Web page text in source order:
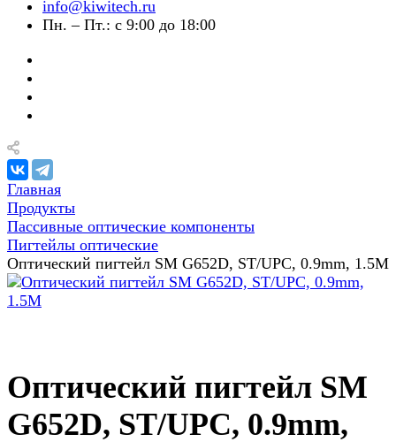
info@kiwitech.ru
Пн. – Пт.: с 9:00 до 18:00
Главная
Продукты
Пассивные оптические компоненты
Пигтейлы оптические
Оптический пигтейл SM G652D, ST/UPC, 0.9mm, 1.5M
Оптический пигтейл SM
G652D, ST/UPC, 0.9mm,